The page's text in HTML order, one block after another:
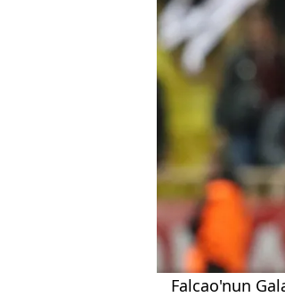
Falcao'nun